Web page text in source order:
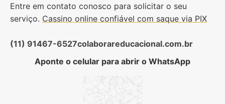
Entre em contato conosco para solicitar o seu
serviço. Cassino online confiável com saque via PIX
(11) 91467-6527colaborareducacional.com.br
Aponte o celular para abrir o WhatsApp